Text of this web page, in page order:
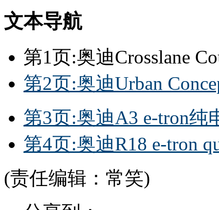
文本导航
第1页:奥迪Crosslane
第2页:奥迪Urban
第3页:奥迪A3 e-tron纯
第4页:奥迪R18 e-tron
(责任编辑：常笑)